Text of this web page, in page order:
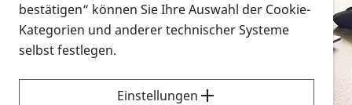
Alle Infomaterialien in verschiedenen
Formaten an einem Ort
Sie möchten wissen, wie Sie nach Infonmaterial
suchen und dieses bestellen bzw. herunterladen
bestätigen“ können Sie Ihre Auswahl der Cookie-
Kategorien und anderer technischer Systeme
selbst festlegen.
Einstellungen